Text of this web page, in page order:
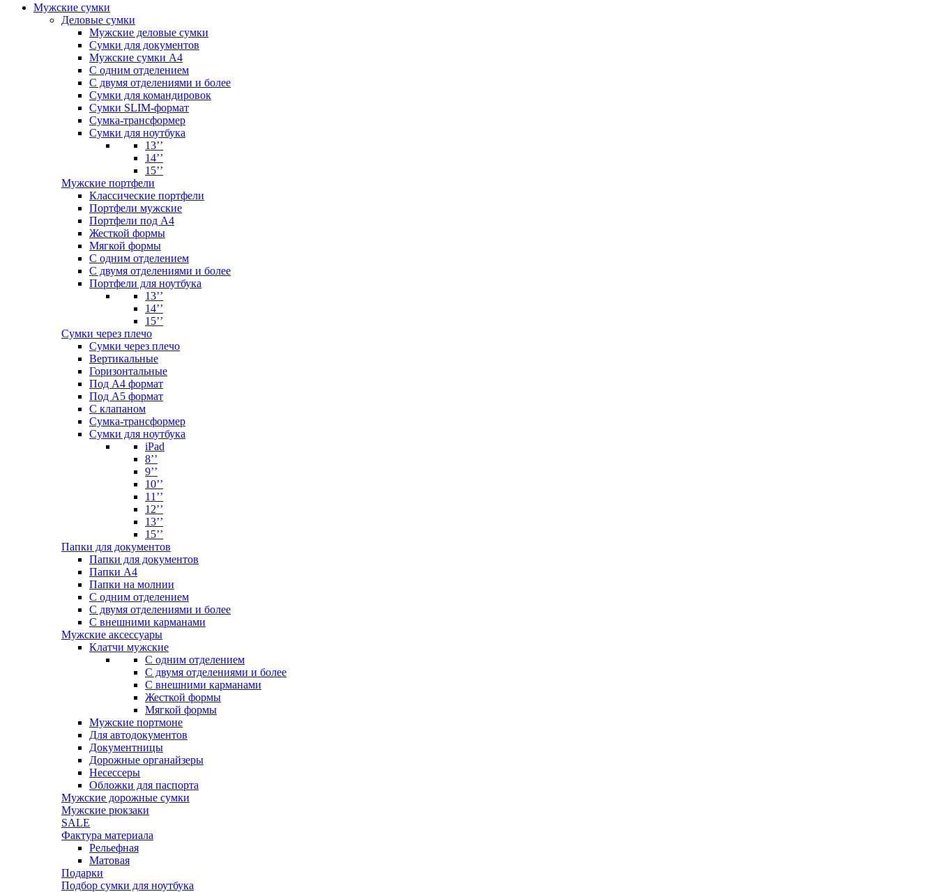
Мужские сумки
Деловые сумки
Мужские деловые сумки
Сумки для документов
Мужские сумки А4
С одним отделением
С двумя отделениями и более
Сумки для командировок
Сумки SLIM-формат
Сумка-трансформер
Сумки для ноутбука
13’’
14’’
15’’
Мужские портфели
Классические портфели
Портфели мужские
Портфели под А4
Жесткой формы
Мягкой формы
С одним отделением
С двумя отделениями и более
Портфели для ноутбука
13’’
14’’
15’’
Сумки через плечо
Сумки через плечо
Вертикальные
Горизонтальные
Под А4 формат
Под А5 формат
С клапаном
Сумка-трансформер
Сумки для ноутбука
iPad
8’’
9’’
10’’
11’’
12’’
13’’
15’’
Папки для документов
Папки для документов
Папки А4
Папки на молнии
С одним отделением
С двумя отделениями и более
С внешними карманами
Мужские аксессуары
Клатчи мужские
С одним отделением
С двумя отделениями и более
С внешними карманами
Жесткой формы
Мягкой формы
Мужские портмоне
Для автодокументов
Документницы
Дорожные органайзеры
Несессеры
Обложки для паспорта
Мужские дорожные сумки
Мужские рюкзаки
SALE
Фактура материала
Рельефная
Матовая
Подарки
Подбор сумки для ноутбука